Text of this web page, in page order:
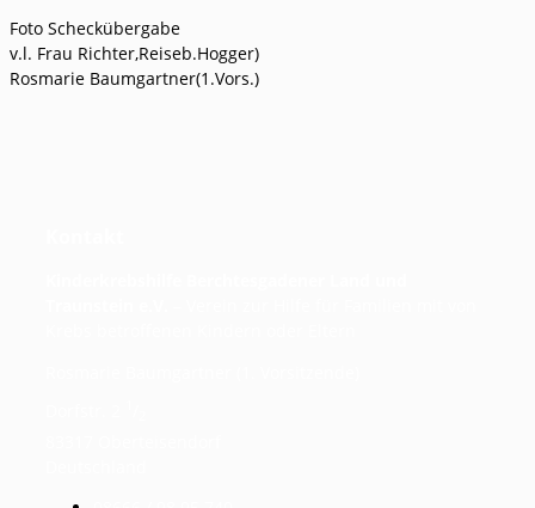
Foto Scheckübergabe
v.l. Frau Richter,Reiseb.Hogger)
Rosmarie Baumgartner(1.Vors.)